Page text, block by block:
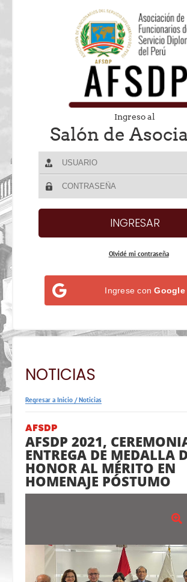
Ingreso al
Salón de
Olvidé mi contraseña
Ingrese conGoogle
NOTICIAS
Regresar a Inicio /Noticias
AFSDP
AFSDP 2021,
ENTREGA DE MEDALLA
HONOR AL MÉRITO EN
HOMENAJE PÓSTUMO